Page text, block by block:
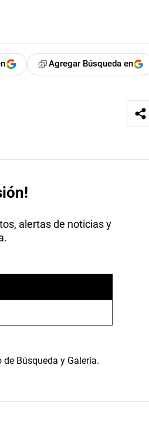
Agregar Búsqueda en
alertas de noticias y
Búsqueda y Galería.